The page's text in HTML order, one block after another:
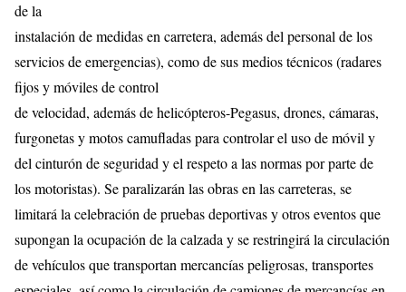
de la
instalación de medidas en carretera, además del personal de los
servicios de emergencias), como de sus medios técnicos (radares
fijos y móviles de control
de velocidad, además de helicópteros-Pegasus, drones, cámaras,
furgonetas y motos camufladas para controlar el uso de móvil y
del cinturón de seguridad y el respeto a las normas por parte de
los motoristas). Se paralizarán las obras en las carreteras, se
limitará la celebración de pruebas deportivas y otros eventos que
supongan la ocupación de la calzada y se restringirá la circulación
de vehículos que transportan mercancías peligrosas, transportes